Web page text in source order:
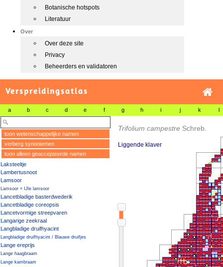
Botanische hotspots
Literatuur
Over
Over deze site
Privacy
Beheerders en validatoren
Verspreidingsatlas
a b c d e f g h i j k l
toon wetenschappelijke namen
verberg synoniemen
toon alleen geaccepteerde namen
Laksteeltje
Lambertusnoot
Lamsoor
Lamsoor × IJle lamsoor
Lancetbladige basterdwederik
Lancetbladige coreopsis
Lancetvormige streepvaren
Langarige zeekraal
Langbladige druifhyacint
Langbladige druifhyacint / Blauwe druifjes
Lange ereprijs
Lange haagbraam
Lange kambraam
Trifolium campestre Schreb.
Liggende klaver